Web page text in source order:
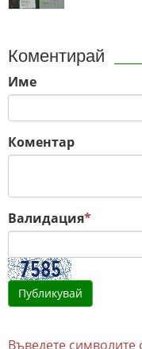
Коментирай
Име
Коментар
Валидация*
Въведете символите